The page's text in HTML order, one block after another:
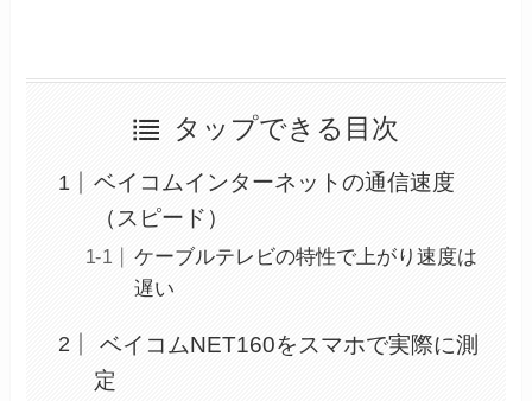
タップできる目次
ベイコムインターネットの通信速度
（スピード）
ケーブルテレビの特性で上がり速度は
遅い
ベイコムNET160をスマホで実際に測
定